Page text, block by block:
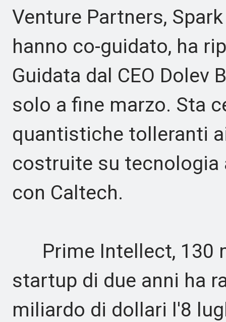
Venture Partners,
hanno co-guidato, ha
Guidata dal CEO Dolev
solo a fine marzo. Sta
quantistiche tolleranti
costruite su
con Caltech.
Prime Intellect, 130
startup di due anni ha
miliardo di dollari l'8